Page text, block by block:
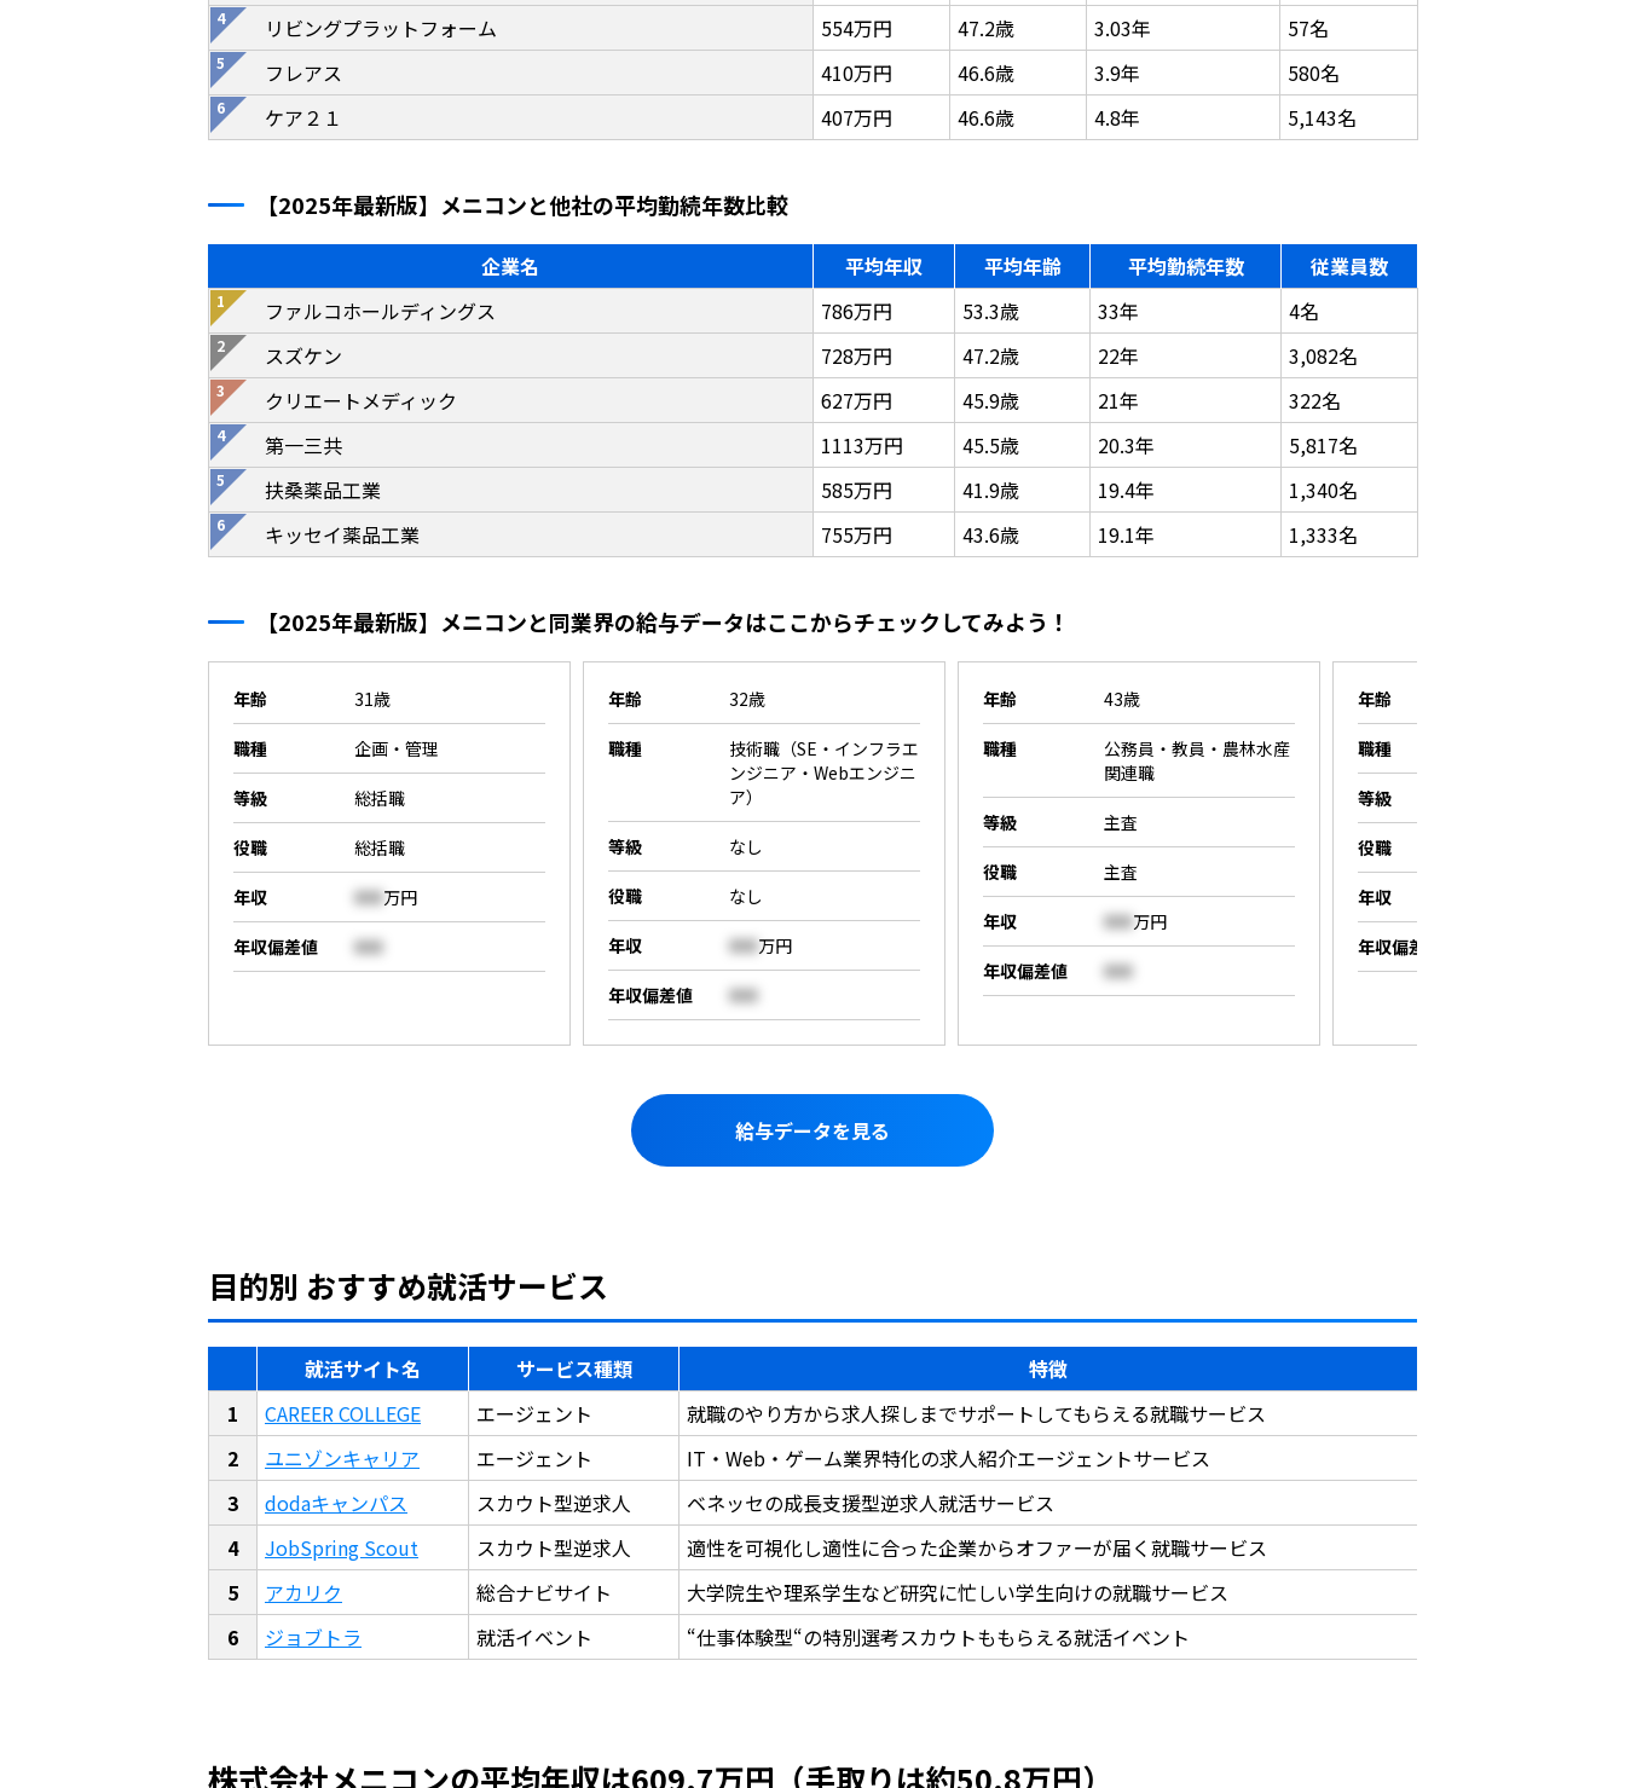
リビングプラットフォーム
554万円 47.2歳 3.03年
57名
フレアス
410万円 46.6歳 3.9年
580名
ケア２１
407万円 46.6歳 4.8年 5,143名
【2025年最新版】メニコンと他社の平均勤続年数比較
企業名 平均年収 平均年齢 平均勤続年数
従業員数
ファルコホールディングス
786万円 53.3歳 33年
4名
スズケン
728万円 47.2歳 22年
3,082名
クリエートメディック
627万円 45.9歳 21年
322名
第一三共
1113万円 45.5歳 20.3年
5,817名
扶桑薬品工業
585万円 41.9歳 19.4年
1,340名
キッセイ薬品工業
755万円 43.6歳 19.1年 1,333名
【2025年最新版】メニコンと同業界の給与データはここからチェックしてみよう！
年齢 31歳
職種 企画・管理
等級 総括職
役職 総括職
年収 000 万円
年収偏差値 000
年齢 32歳
職種
技術職（SE・インフラエ
ンジニア・Webエンジニ
ア）
等級 なし
役職 なし
年収 000 万円
年収偏差値 000
年齢 43歳
職種
公務員・教員・農林水産
関連職
等級 主査
役職 主査
年収 000 万円
年収偏差値 000
年齢
職種
等級
役職
年収
年収偏差値
給与データを見る
目的別 おすすめ就活サービス
就活サイト名 サービス種類
特徴
CAREER COLLEGE
エージェント
就職のやり方から求人探しまでサポートしてもらえる就職サービス
ユニゾンキャリア
エージェント
IT・Web・ゲーム業界特化の求人紹介エージェントサービス
dodaキャンパス
スカウト型逆求人
ベネッセの成長支援型逆求人就活サービス
JobSpring Scout
スカウト型逆求人
適性を可視化し適性に合った企業からオファーが届く就職サービス
アカリク
総合ナビサイト
大学院生や理系学生など研究に忙しい学生向けの就職サービス
ジョブトラ
就活イベント “仕事体験型“の特別選考スカウトももらえる就活イベント
株式会社メニコンの平均年収は609.7万円（手取りは約50.8万円）